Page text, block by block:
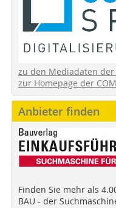
zu den Mediadaten der
zur Homepage der
Anbieter finden
Finden Sie mehr als
BAU - der